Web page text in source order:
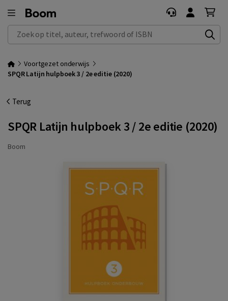
Zoek op titel, auteur, trefwoord of ISBN
Voortgezet onderwijs
SPQR Latijn hulpboek 3 / 2e editie (2020)
Terug
SPQR Latijn hulpboek 3 / 2e editie (2020)
Boom